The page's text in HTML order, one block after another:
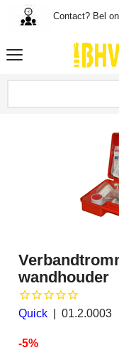
Contact? Bel
wandhouder
Quick 01.2.0003
-5%